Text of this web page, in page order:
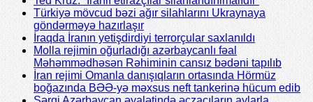
Türkiyə mövcud bəzi ağır silahlarını Ukraynaya
göndərməyə hazırlaşır
İraqda İranın yetişdirdiyi terrorçular saxlanıldı
Molla rejimin oğurladığı azərbaycanlı fəal
Məhəmmədhəsən Rəhiminin cansız bədəni tapılıb
İran rejimi Omanla danışıqların ortasında Hörmüz
boğazında BƏƏ-yə məxsus neft tankerinə hücum edib